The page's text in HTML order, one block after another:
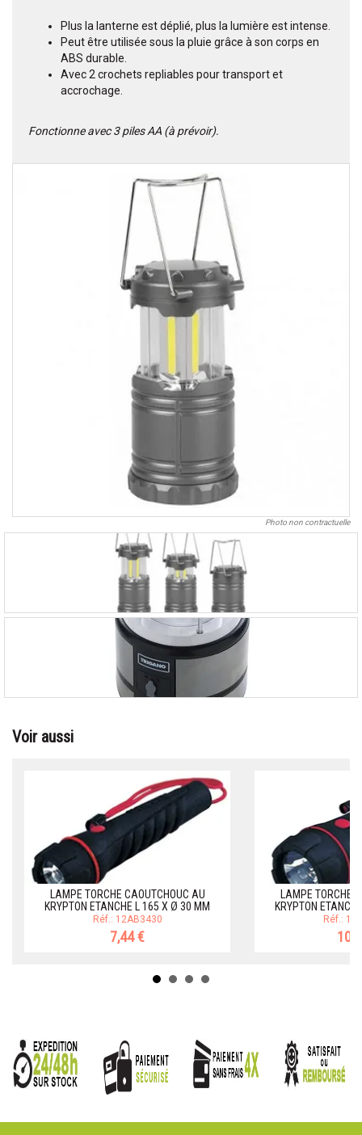
Plus la lanterne est déplié, plus la lumière est intense.
Peut être utilisée sous la pluie grâce à son corps en
ABS durable.
Avec 2 crochets repliables pour transport et
accrochage.
Fonctionne avec 3 piles AA (à prévoir).
Photo non contractuelle
Voir aussi
LAMPE TORCHE CAOUTCHOUC AU
KRYPTON ETANCHE L 165 X Ø 30 MM
Réf.: 12AB3430
7,44 €
LAMPE TORCHE
KRYPTON
Réf.: